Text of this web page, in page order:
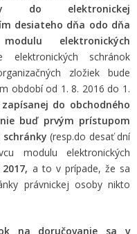
do elektronickej
desiateho dňa odo dňa
elektronických
schránok
zložiek bude
období od 1. 8. 2016 do 1.
zapísanej do obchodného
buď prvým prístupom
schránky(resp.do desať dní
modulu elektronických
a to v prípade, že sa
právnickej osoby nikto
na doručovanie sa v